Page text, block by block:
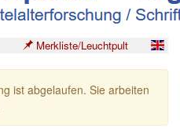
Merkliste/Leuchtpult
ist abgelaufen. Sie arbeiten